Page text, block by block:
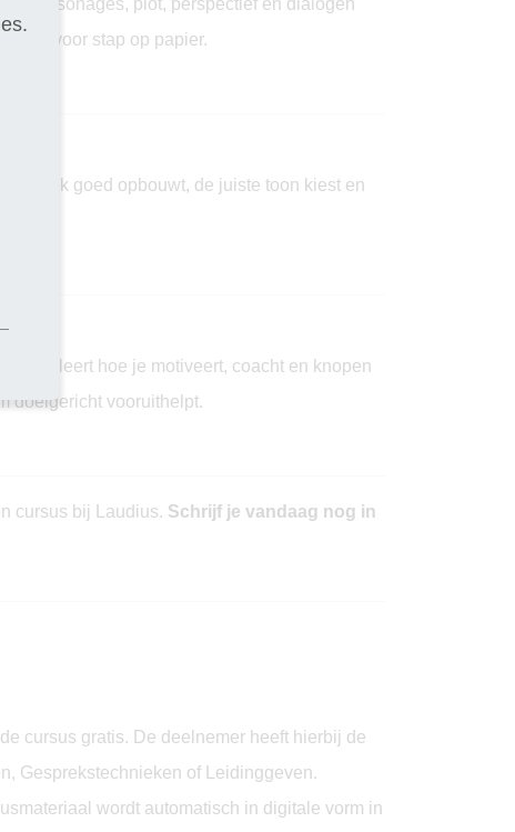
stap voor stap op papier.
goed opbouwt, de juiste toon kiest en
en leert hoe je motiveert, coacht en knopen
doelgericht vooruithelpt.
cursus bij Laudius. Schrijf je vandaag nog in
cursus gratis. De deelnemer heeft hierbij de
Gesprekstechnieken of Leidinggeven.
wordt automatisch in digitale vorm in